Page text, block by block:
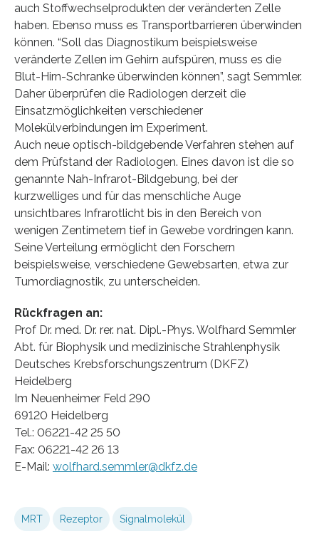
auch Stoffwechselprodukten der veränderten Zelle
haben. Ebenso muss es Transportbarrieren überwinden
können. “Soll das Diagnostikum beispielsweise
veränderte Zellen im Gehirn aufspüren, muss es die
Blut-Hirn-Schranke überwinden können”, sagt Semmler.
Daher überprüfen die Radiologen derzeit die
Einsatzmöglichkeiten verschiedener
Molekülverbindungen im Experiment.
Auch neue optisch-bildgebende Verfahren stehen auf
dem Prüfstand der Radiologen. Eines davon ist die so
genannte Nah-Infrarot-Bildgebung, bei der
kurzwelliges und für das menschliche Auge
unsichtbares Infrarotlicht bis in den Bereich von
wenigen Zentimetern tief in Gewebe vordringen kann.
Seine Verteilung ermöglicht den Forschern
beispielsweise, verschiedene Gewebsarten, etwa zur
Tumordiagnostik, zu unterscheiden.
Rückfragen an:
Prof Dr. med. Dr. rer. nat. Dipl.-Phys. Wolfhard Semmler
Abt. für Biophysik und medizinische Strahlenphysik
Deutsches Krebsforschungszentrum (DKFZ)
Heidelberg
Im Neuenheimer Feld 290
69120 Heidelberg
Tel.: 06221-42 25 50
Fax: 06221-42 26 13
E-Mail: wolfhard.semmler@dkfz.de
MRT Rezeptor Signalmolekül